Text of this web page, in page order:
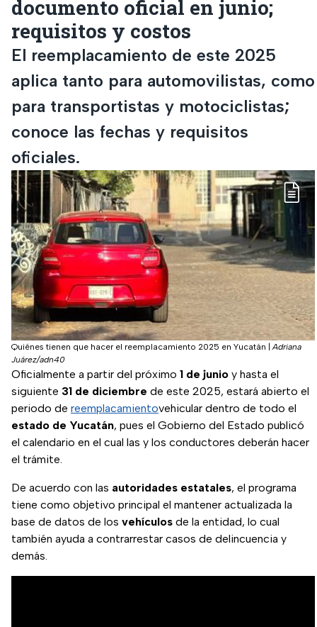
documento oficial en junio;
requisitos y costos
El reemplacamiento de este 2025
aplica tanto para automovilistas, como
para transportistas y motociclistas;
conoce las fechas y requisitos
oficiales.
Quiénes tienen que hacer el reemplacamiento 2025 en Yucatán |Adriana
Juárez/adn40
Oficialmente a partir del próximo 1 de junio y hasta el
siguiente 31 de diciembre de este 2025, estará abierto el
periodo de reemplacamientovehicular dentro de todo el
estado de Yucatán, pues el Gobierno del Estado publicó
el calendario en el cual las y los conductores deberán hacer
el trámite.
De acuerdo con las autoridades estatales, el programa
tiene como objetivo principal el mantener actualizada la
base de datos de los vehículos de la entidad, lo cual
también ayuda a contrarrestar casos de delincuencia y
demás.